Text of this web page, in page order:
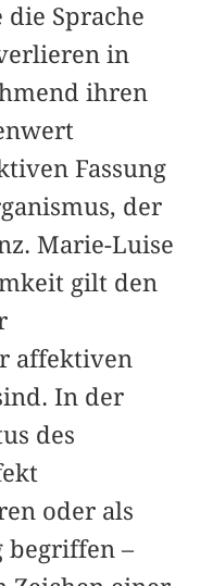
die Sprache
in
ihren
Fassung
der
Marie-Luise
gilt den
affektiven
In der
des
oder als
begriffen –